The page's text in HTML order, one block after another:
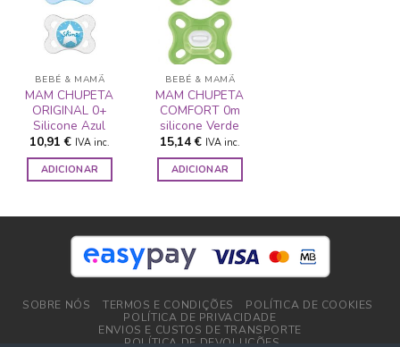
ADICIONAR
A LISTA DE
BEBÉ & MAMÃ
MAM CHUPETA
ORIGINAL 0+
Silicone Azul
10,91€ IVA inc.
ADICIONAR
ADICIONAR
A LISTA DE
DESEJOS
BEBÉ & MAMÃ
MAM CHUPETA
COMFORT 0m
silicone Verde
15,14€ IVA inc.
ADICIONAR
SOBRE NÓS TERMOS E CONDIÇÕES
POLÍTICA DE COOKIES
POLÍTICA DE PRIVACIDADE
ENVIOS E CUSTOS DE TRANSPORTE
POLÍTICA DE DEVOLUÇÕES